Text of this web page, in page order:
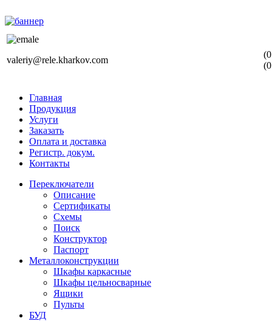
valeriy@rele.kharkov.com
Главная
Продукция
Услуги
Заказать
Оплата и доставка
Регистр. докум.
Контакты
Переключатели
Описание
Сертификаты
Схемы
Поиск
Конструктор
Паспорт
Металлоконструкции
Шкафы каркасные
Шкафы цельносварные
Ящики
Пульты
БУД